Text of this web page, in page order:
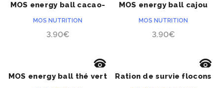
ACHETER
MOS energy ball cacao-
MOS NUTRITION
3.90€
ACHETER
MOS energy ball cajou
MOS NUTRITION
3.90€
ACHETER
MOS energy ball thé vert
ACHETER
Ration de survie flocons